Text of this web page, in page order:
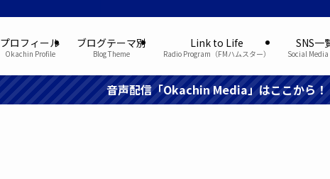
プロフィール
Okachin Profile
ブログテーマ別
Blog Theme
Link to Life
Radio Program（FMハムスター）
SNS一
Social
音声配信「Okachin Media」はここから！